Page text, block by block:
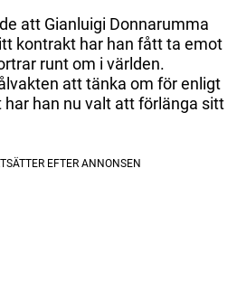
att Gianluigi Donnarumma
kontrakt har han fått ta emot
runt om i världen.
att tänka om för enligt
har han nu valt att förlänga sitt